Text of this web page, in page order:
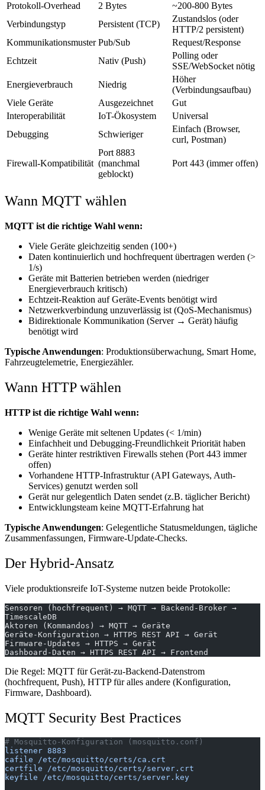
Protokoll-Overhead
2 Bytes
~200-800 Bytes
Verbindungstyp
Persistent (TCP)
Zustandslos (oder
HTTP/2 persistent)
Kommunikationsmuster Pub/Sub
Request/Response
Echtzeit
Nativ (Push)
Polling oder
SSE/WebSocket nötig
Energieverbrauch
Niedrig
Höher
(Verbindungsaufbau)
Viele Geräte
Ausgezeichnet
Gut
Interoperabilität
IoT-Ökosystem
Universal
Debugging
Schwieriger
Einfach (Browser,
curl, Postman)
Firewall-Kompatibilität
Port 8883
(manchmal
geblockt)
Port 443 (immer offen)
Wann MQTT wählen
MQTT ist die richtige Wahl wenn:
Viele Geräte gleichzeitig senden (100+)
Daten kontinuierlich und hochfrequent übertragen werden (>
1/s)
Geräte mit Batterien betrieben werden (niedriger
Energieverbrauch kritisch)
Echtzeit-Reaktion auf Geräte-Events benötigt wird
Netzwerkverbindung unzuverlässig ist (QoS-Mechanismus)
Bidirektionale Kommunikation (Server → Gerät) häufig
benötigt wird
Typische Anwendungen: Produktionsüberwachung, Smart Home,
Fahrzeugtelemetrie, Energiezähler.
Wann HTTP wählen
HTTP ist die richtige Wahl wenn:
Wenige Geräte mit seltenen Updates (< 1/min)
Einfachheit und Debugging-Freundlichkeit Priorität haben
Geräte hinter restriktiven Firewalls stehen (Port 443 immer
offen)
Vorhandene HTTP-Infrastruktur (API Gateways, Auth-
Services) genutzt werden soll
Gerät nur gelegentlich Daten sendet (z.B. täglicher Bericht)
Entwicklungsteam keine MQTT-Erfahrung hat
Typische Anwendungen: Gelegentliche Statusmeldungen, tägliche
Zusammenfassungen, Firmware-Update-Checks.
Der Hybrid-Ansatz
Viele produktionsreife IoT-Systeme nutzen beide Protokolle:
Sensoren (hochfrequent) → MQTT → Backend-Broker →
TimescaleDB
Aktoren (Kommandos) → MQTT → Geräte
Geräte-Konfiguration → HTTPS REST API → Gerät
Firmware-Updates → HTTPS → Gerät
Dashboard-Daten → HTTPS REST API → Frontend
Die Regel: MQTT für Gerät-zu-Backend-Datenstrom
(hochfrequent, Push), HTTP für alles andere (Konfiguration,
Firmware, Dashboard).
MQTT Security Best Practices
# Mosquitto-Konfiguration (mosquitto.conf)
listener 8883
cafile /etc/mosquitto/certs/ca.crt
certfile /etc/mosquitto/certs/server.crt
keyfile /etc/mosquitto/certs/server.key